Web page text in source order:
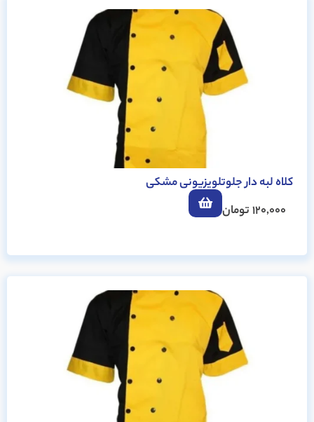
کلاه لبه دار جلوتلویزیونی مشکی
120,000تومان